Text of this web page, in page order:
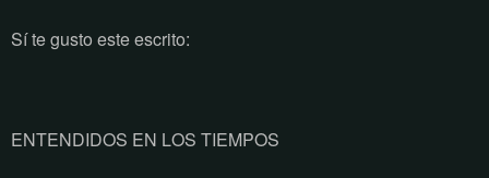
Sí te gusto este escrito:
ENTENDIDOS EN LOS TIEMPOS